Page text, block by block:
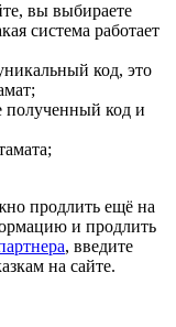
вы выбираете
система работает
код, это
полученный код и
продлить ещё на
и продлить
, введите
на сайте.